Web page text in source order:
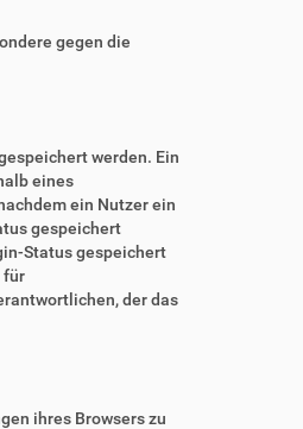
gegen die
werden. Ein
eines
ein Nutzer ein
gespeichert
Status gespeichert
für
der das
ihres Browsers zu